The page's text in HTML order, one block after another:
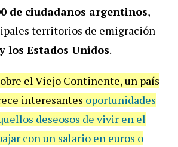
de ciudadanos argentinos,
territorios de emigración
los Estados Unidos.
el Viejo Continente, un país
interesantes oportunidades
deseosos de vivir en el
con un salario en euros o